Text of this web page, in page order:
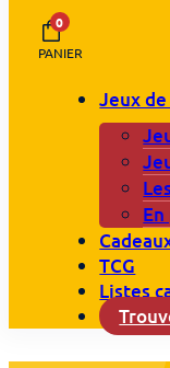
0
PANIER
Jeux
TCG
Listes